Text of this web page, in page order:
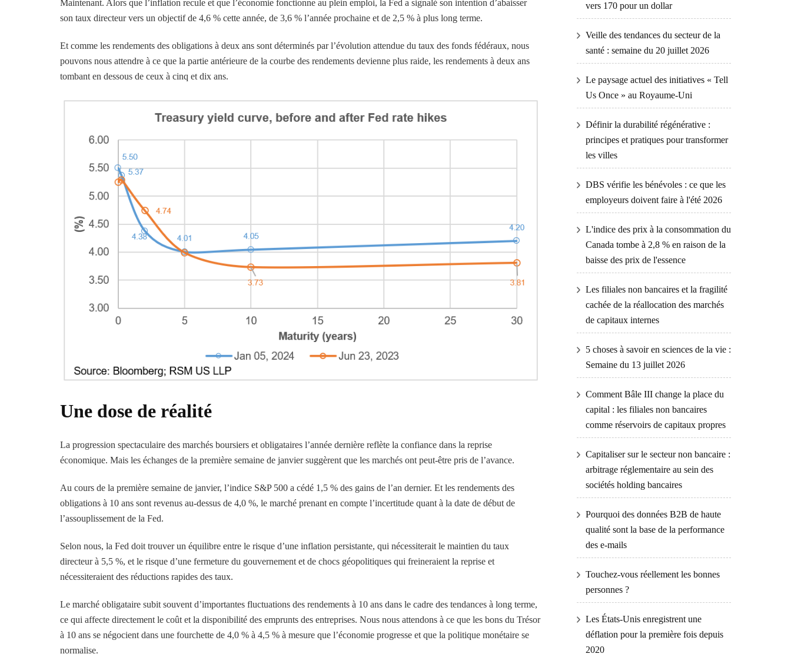
Maintenant. Alors que l’inflation recule et que l’économie fonctionne au plein emploi, la Fed a signalé son intention d’abaisser
son taux directeur vers un objectif de 4,6 % cette année, de 3,6 % l’année prochaine et de 2,5 % à plus long terme.
Et comme les rendements des obligations à deux ans sont déterminés par l’évolution attendue du taux des fonds fédéraux, nous
pouvons nous attendre à ce que la partie antérieure de la courbe des rendements devienne plus raide, les rendements à deux ans
tombant en dessous de ceux à cinq et dix ans.
Une dose de réalité
La progression spectaculaire des marchés boursiers et obligataires l’année dernière reflète la confiance dans la reprise
économique. Mais les échanges de la première semaine de janvier suggèrent que les marchés ont peut-être pris de l’avance.
Au cours de la première semaine de janvier, l’indice S&P 500 a cédé 1,5 % des gains de l’an dernier. Et les rendements des
obligations à 10 ans sont revenus au-dessus de 4,0 %, le marché prenant en compte l’incertitude quant à la date de début de
l’assouplissement de la Fed.
Selon nous, la Fed doit trouver un équilibre entre le risque d’une inflation persistante, qui nécessiterait le maintien du taux
directeur à 5,5 %, et le risque d’une fermeture du gouvernement et de chocs géopolitiques qui freineraient la reprise et
nécessiteraient des réductions rapides des taux.
Le marché obligataire subit souvent d’importantes fluctuations des rendements à 10 ans dans le cadre des tendances à long terme,
ce qui affecte directement le coût et la disponibilité des emprunts des entreprises. Nous nous attendons à ce que les bons du Trésor
à 10 ans se négocient dans une fourchette de 4,0 % à 4,5 % à mesure que l’économie progresse et que la politique monétaire se
normalise.
vers 170 pour un dollar
Veille des tendances du secteur de la
santé : semaine du 20 juillet 2026
Le paysage actuel des initiatives « Tell
Us Once » au Royaume-Uni
Définir la durabilité régénérative :
principes et pratiques pour transformer
les villes
DBS vérifie les bénévoles : ce que les
employeurs doivent faire à l'été 2026
L'indice des prix à la consommation du
Canada tombe à 2,8 % en raison de la
baisse des prix de l'essence
Les filiales non bancaires et la fragilité
cachée de la réallocation des marchés
de capitaux internes
5 choses à savoir en sciences de la vie :
Semaine du 13 juillet 2026
Comment Bâle III change la place du
capital : les filiales non bancaires
comme réservoirs de capitaux propres
Capitaliser sur le secteur non bancaire :
arbitrage réglementaire au sein des
sociétés holding bancaires
Pourquoi des données B2B de haute
qualité sont la base de la performance
des e-mails
Touchez-vous réellement les bonnes
personnes ?
Les États-Unis enregistrent une
déflation pour la première fois depuis
2020